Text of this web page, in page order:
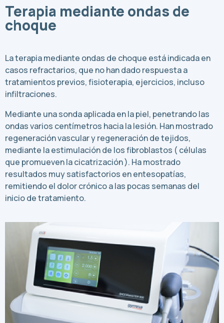
Terapia mediante ondas de
choque
La terapia mediante ondas de choque está indicada en
casos refractarios, que no han dado respuesta a
tratamientos previos, fisioterapia, ejercicios, incluso
infiltraciones.
Mediante una sonda aplicada en la piel, penetrando las
ondas varios centímetros hacia la lesión. Han mostrado
regeneración vascular y regeneración de tejidos,
mediante la estimulación de los fibroblastos ( células
que promueven la cicatrización ). Ha mostrado
resultados muy satisfactorios en entesopatías,
remitiendo el dolor crónico a las pocas semanas del
inicio de tratamiento.